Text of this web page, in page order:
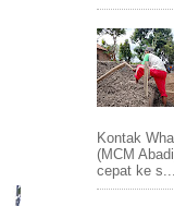
Kontak
(MCM
cepat ke s...